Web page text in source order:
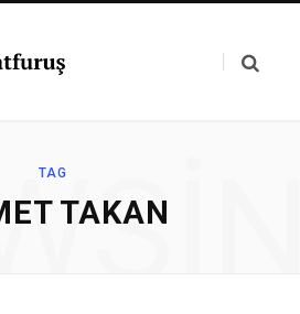
TAG
TAKAN